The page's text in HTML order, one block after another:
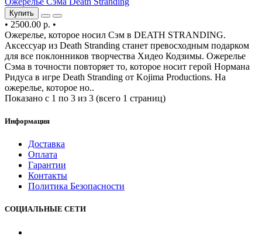
Купить
• 2500.00 р. •
Ожерелье, которое носил Сэм в DEATH STRANDING.
Аксессуар из Death Stranding станет превосходным подарком
для все поклонников творчества Хидео Кодзимы. Ожерелье
Сэма в точности повторяет то, которое носит герой Нормана
Ридуса в игре Death Stranding от Kojima Productions. На
ожерелье, которое но..
Показано с 1 по 3 из 3 (всего 1 страниц)
Информация
Доставка
Оплата
Гарантии
Контакты
Политика Безопасности
СОЦИАЛЬНЫЕ СЕТИ